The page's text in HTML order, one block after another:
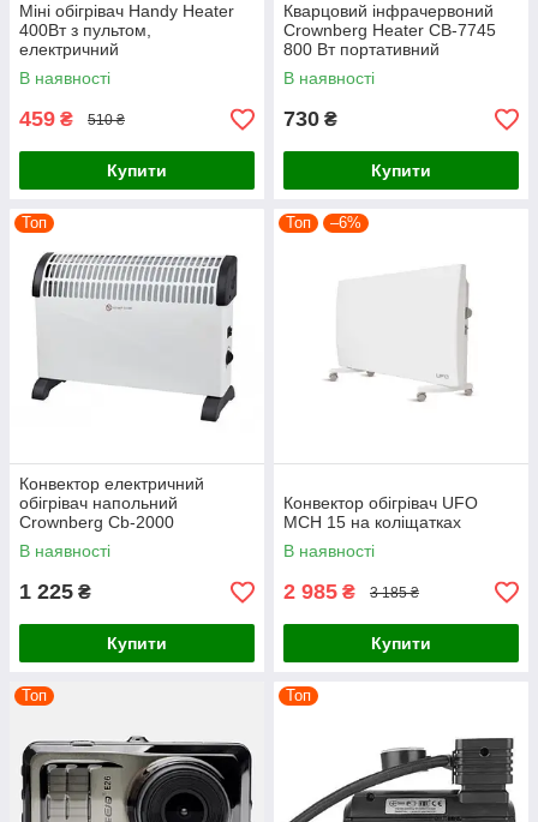
Міні обігрівач Handy Heater
400Вт з пультом,
електричний
тепловентилятор
портативний з термостатом
В наявності
459 ₴ 510 ₴
Купити
Кварцовий інфрачервоний
Crownberg Heater CB-7745
800 Вт портативний
електричний конвектор
В наявності
730 ₴
Купити
Топ
Конвектор електричний
обігрівач напольний
Crownberg Cb-2000
В наявності
1 225 ₴
Купити
Топ –6%
Конвектор обігрівач UFO
MCH 15 на коліщатках
В наявності
2 985 ₴ 3 185 ₴
Купити
Топ Топ